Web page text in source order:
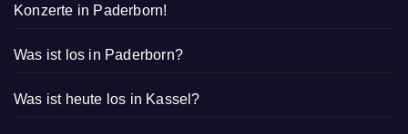
Konzerte in Paderborn!
Was ist los in Paderborn?
Was ist heute los in Kassel?